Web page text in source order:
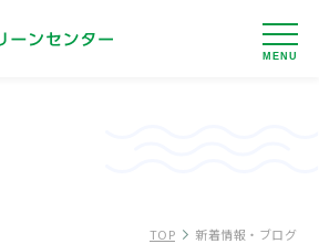
MENU
TOP 新着情報・ブログ